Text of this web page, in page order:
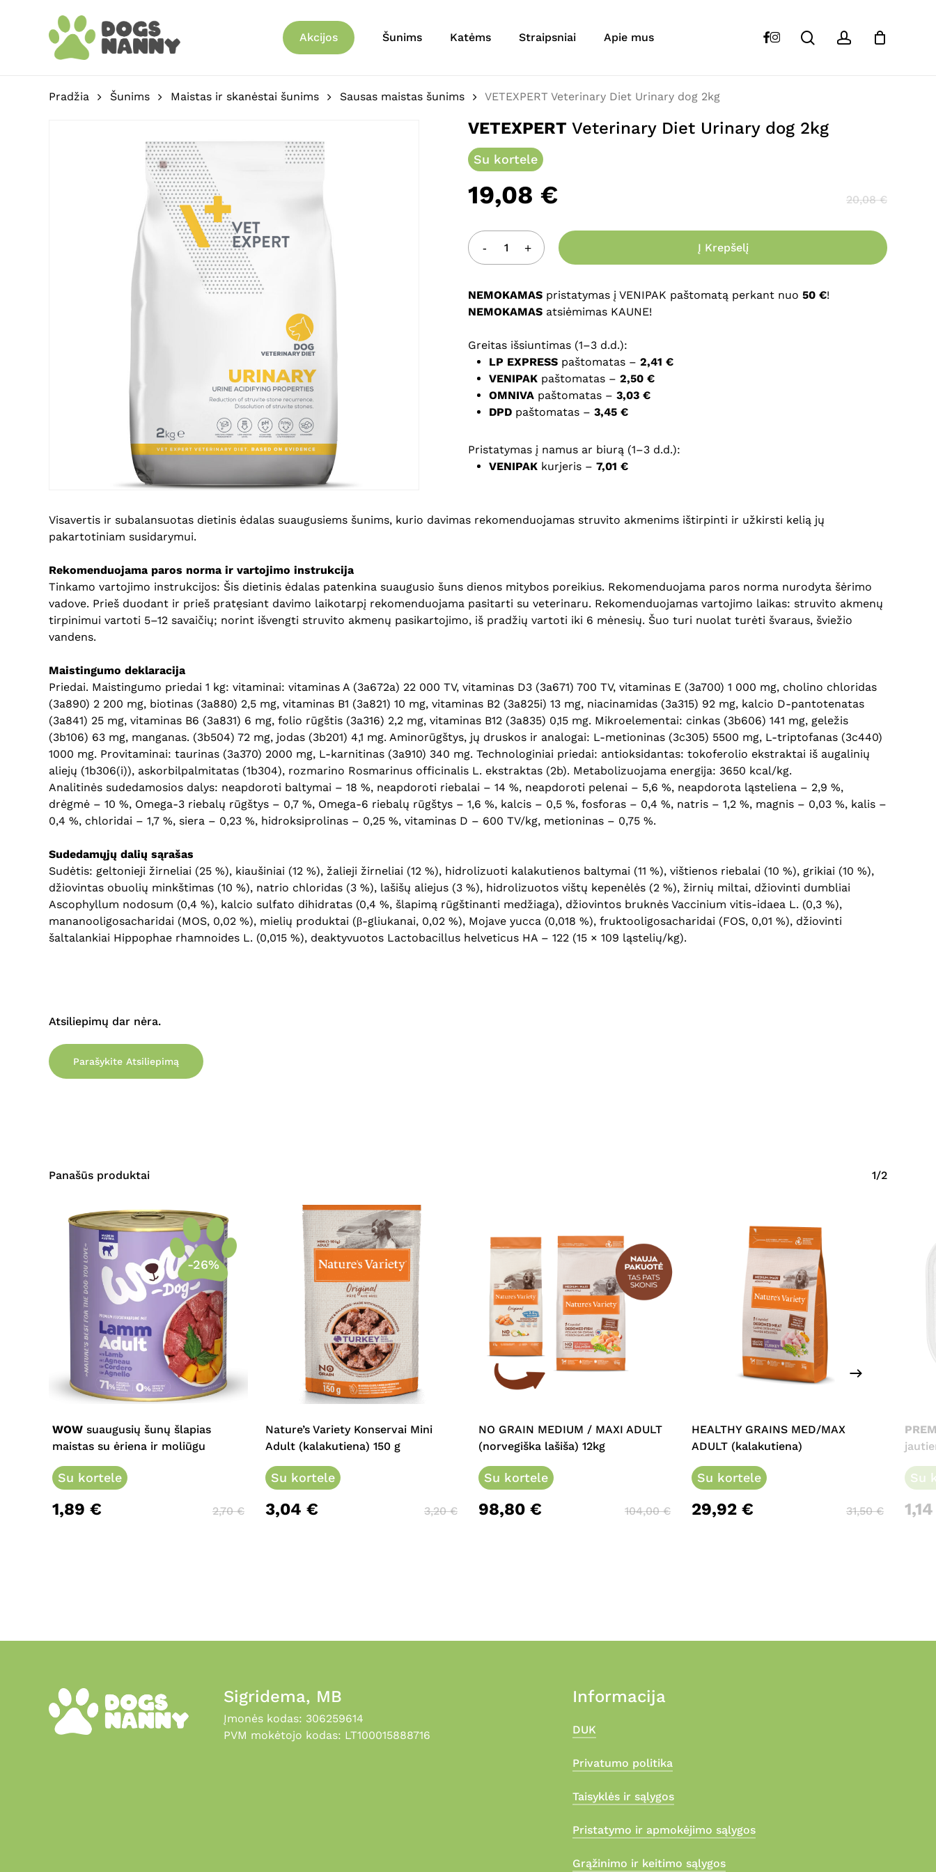
Akcijos Šunims Katėms Straipsniai Apie mus facebook
instagram searchaccount
Pradžia Šunims Maistas ir skanėstai šunims Sausas maistas šunims VETEXPERT Veterinary Diet Urinary dog 2kg
VETEXPERT Veterinary Diet Urinary dog 2kg
Su kortele
19,08 € 20,08€
Į Krepšelį
NEMOKAMAS pristatymas į VENIPAK paštomatą perkant nuo 50 €!
NEMOKAMAS atsiėmimas KAUNE!
Greitas išsiuntimas (1–3 d.d.):
LP EXPRESS paštomatas – 2,41 €
VENIPAK paštomatas – 2,50 €
OMNIVA paštomatas – 3,03 €
DPD paštomatas – 3,45 €
Pristatymas į namus ar biurą (1–3 d.d.):
VENIPAK kurjeris – 7,01 €
Visavertis ir subalansuotas dietinis ėdalas suaugusiems šunims, kurio davimas rekomenduojamas struvito akmenims ištirpinti ir užkirsti kelią jų
pakartotiniam susidarymui.
Rekomenduojama paros norma ir vartojimo instrukcija
Tinkamo vartojimo instrukcijos: Šis dietinis ėdalas patenkina suaugusio šuns dienos mitybos poreikius. Rekomenduojama paros norma nurodyta šėrimo
vadove. Prieš duodant ir prieš pratęsiant davimo laikotarpį rekomenduojama pasitarti su veterinaru. Rekomenduojamas vartojimo laikas: struvito akmenų
tirpinimui vartoti 5–12 savaičių; norint išvengti struvito akmenų pasikartojimo, iš pradžių vartoti iki 6 mėnesių. Šuo turi nuolat turėti švaraus, šviežio
vandens.
Maistingumo deklaracija
Priedai. Maistingumo priedai 1 kg: vitaminai: vitaminas A (3a672a) 22 000 TV, vitaminas D3 (3a671) 700 TV, vitaminas E (3a700) 1 000 mg, cholino chloridas
(3a890) 2 200 mg, biotinas (3a880) 2,5 mg, vitaminas B1 (3a821) 10 mg, vitaminas B2 (3a825i) 13 mg, niacinamidas (3a315) 92 mg, kalcio D-pantotenatas
(3a841) 25 mg, vitaminas B6 (3a831) 6 mg, folio rūgštis (3a316) 2,2 mg, vitaminas B12 (3a835) 0,15 mg. Mikroelementai: cinkas (3b606) 141 mg, geležis
(3b106) 63 mg, manganas. (3b504) 72 mg, jodas (3b201) 4,1 mg. Aminorūgštys, jų druskos ir analogai: L-metioninas (3c305) 5500 mg, L-triptofanas (3c440)
1000 mg. Provitaminai: taurinas (3a370) 2000 mg, L-karnitinas (3a910) 340 mg. Technologiniai priedai: antioksidantas: tokoferolio ekstraktai iš augalinių
aliejų (1b306(i)), askorbilpalmitatas (1b304), rozmarino Rosmarinus officinalis L. ekstraktas (2b). Metabolizuojama energija: 3650 kcal/kg.
Analitinės sudedamosios dalys: neapdoroti baltymai – 18 %, neapdoroti riebalai – 14 %, neapdoroti pelenai – 5,6 %, neapdorota ląsteliena – 2,9 %,
drėgmė – 10 %, Omega-3 riebalų rūgštys – 0,7 %, Omega-6 riebalų rūgštys – 1,6 %, kalcis – 0,5 %, fosforas – 0,4 %, natris – 1,2 %, magnis – 0,03 %, kalis –
0,4 %, chloridai – 1,7 %, siera – 0,23 %, hidroksiprolinas – 0,25 %, vitaminas D – 600 TV/kg, metioninas – 0,75 %.
Sudedamųjų dalių sąrašas
Sudėtis: geltonieji žirneliai (25 %), kiaušiniai (12 %), žalieji žirneliai (12 %), hidrolizuoti kalakutienos baltymai (11 %), vištienos riebalai (10 %), grikiai (10 %),
džiovintas obuolių minkštimas (10 %), natrio chloridas (3 %), lašišų aliejus (3 %), hidrolizuotos vištų kepenėlės (2 %), žirnių miltai, džiovinti dumbliai
Ascophyllum nodosum (0,4 %), kalcio sulfato dihidratas (0,4 %, šlapimą rūgštinanti medžiaga), džiovintos bruknės Vaccinium vitis-idaea L. (0,3 %),
mananooligosacharidai (MOS, 0,02 %), mielių produktai (β-gliukanai, 0,02 %), Mojave yucca (0,018 %), fruktooligosacharidai (FOS, 0,01 %), džiovinti
šaltalankiai Hippophae rhamnoides L. (0,015 %), deaktyvuotos Lactobacillus helveticus HA – 122 (15 × 109 ląstelių/kg).
Atsiliepimų dar nėra.
Parašykite Atsiliepimą
Panašūs produktai 1/2
-26%
This
product
multiple
variants.
options
may
be
WOW suaugusių šunų šlapias
maistas su ėriena ir moliūgu
Su kortele
1,89 € 2,70€
Nature’s Variety Konservai Mini
Adult (kalakutiena) 150 g
Su kortele
3,04 € 3,20€
NO GRAIN MEDIUM / MAXI ADULT
(norvegiška lašiša) 12kg
Su kortele
98,80 € 104,00€
multiple
variants.
options
may
be
HEALTHY GRAINS MED/MAX
ADULT (kalakutiena)
Su kortele
29,92 € 31,50€
Su
Sigridema, MB
Įmonės kodas: 306259614
PVM mokėtojo kodas: LT100015888716
Informacija
DUK
Privatumo politika
Taisyklės ir sąlygos
Pristatymo ir apmokėjimo sąlygos
Grąžinimo ir keitimo sąlygos
Būkite pirmas aprašęs “VETEXPERT
Veterinary Diet Urinary dog
Jūsų atsiliepimas
Noriu savo interneto naršyklėje išsaugoti vardą, el. pašto adresą ir interneto
puslapį, kad jų nebereiktų įvesti iš naujo, kai kitą kartą vėl norėsiu parašyti
komentarą.